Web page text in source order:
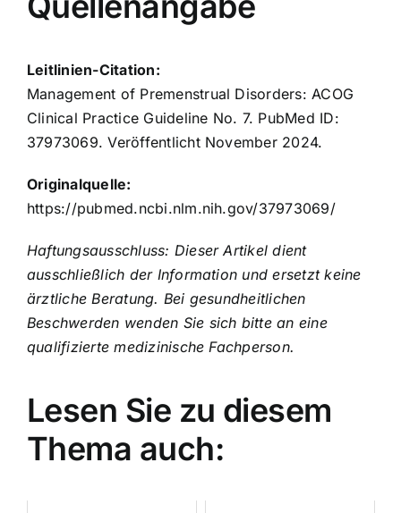
Leitlinien-Citation:
Management of Premenstrual Disorders: ACOG
Clinical Practice Guideline No. 7. PubMed ID:
37973069. Veröffentlicht November 2024.
Originalquelle:
https://pubmed.ncbi.nlm.nih.gov/37973069/
Haftungsausschluss: Dieser Artikel dient
ausschließlich der Information und ersetzt keine
ärztliche Beratung. Bei gesundheitlichen
Beschwerden wenden Sie sich bitte an eine
qualifizierte medizinische Fachperson.
Lesen Sie zu diesem
Thema auch: